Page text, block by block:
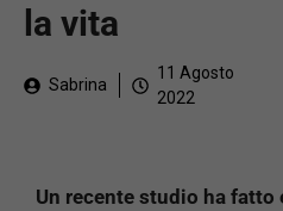
la vita
Sabrina
11 Agosto
2022
Un recente studio ha fatto